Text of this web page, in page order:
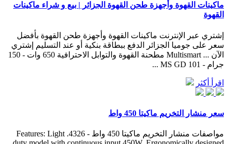
ماكينات القهوة وأجهزة طحن القهوة الجزائر | بيع و شراء ماكينات
القهوة
إشتري عبر الإنترنت ماكينات القهوة وأجهزة طحن القهوة بأفضل
سعر على جوميا الجزائر الدفع ببطاقة بنكية أو عند التسليم إشتري
الآن ... Multismart مطحنة القهوة والتوابل الاحترافية 650 وات - 150
جرام - MS GD 101 ...
اقرأ أكثر
سعر منشار التخريم ماكيتا 450 واط
مواصفات منشار التخريم ماكيتا 450 واط - 4326. Features: Light